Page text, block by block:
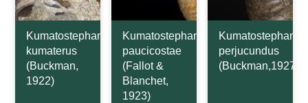
Kumatostephanus
kumaterus
(Buckman,
1922)
Kumatostephanus
paucicostae
(Fallot &
Blanchet,
1923)
Kumatostephanus
perjucundus
(Buckman,1927)